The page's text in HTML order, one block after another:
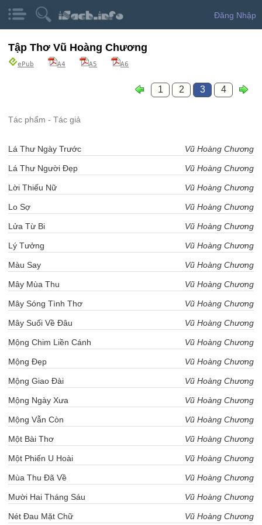
Đăng Nhập
Tập Thơ Vũ Hoàng Chương
ePub A4 A5 A6
1 2 3 4
Tác phẩm - Tác giả
Lá Thư Ngày Trước Vũ Hoàng Chương
Lá Thư Người Đẹp Vũ Hoàng Chương
Lời Thiếu Nữ Vũ Hoàng Chương
Lo Sợ Vũ Hoàng Chương
Lửa Từ Bi Vũ Hoàng Chương
Lý Tưởng Vũ Hoàng Chương
Màu Say Vũ Hoàng Chương
Mây Mùa Thu Vũ Hoàng Chương
Mây Sóng Tình Thơ Vũ Hoàng Chương
Mây Suối Về Đâu Vũ Hoàng Chương
Mộng Chim Liền Cánh Vũ Hoàng Chương
Mộng Đẹp Vũ Hoàng Chương
Mộng Giao Đài Vũ Hoàng Chương
Mộng Ngày Xưa Vũ Hoàng Chương
Mộng Vẫn Còn Vũ Hoàng Chương
Một Bài Thơ Vũ Hoàng Chương
Một Phiến U Hoài Vũ Hoàng Chương
Mùa Thu Đã Về Vũ Hoàng Chương
Mười Hai Tháng Sáu Vũ Hoàng Chương
Nét Đau Mặt Chữ Vũ Hoàng Chương